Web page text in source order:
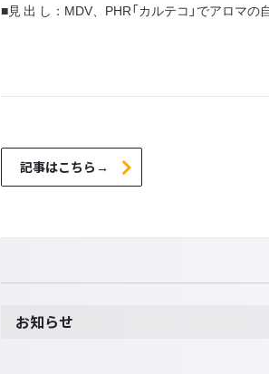
■見 出 し：MDV、PHR「カルテコ」でアロマ
記事はこちら→
お知らせ